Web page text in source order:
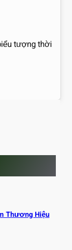
tượng thời
Thương Hiệu